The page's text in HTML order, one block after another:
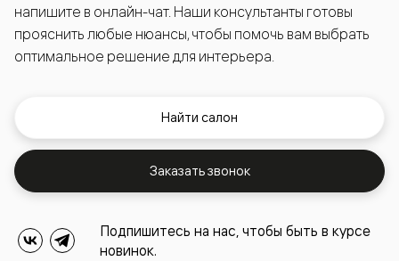
напишите в онлайн-чат. Наши консультанты готовы
прояснить любые нюансы, чтобы помочь вам выбрать
оптимальное решение для интерьера.
Найти салон
Заказать звонок
Подпишитесь на нас, чтобы быть в курсе
новинок.